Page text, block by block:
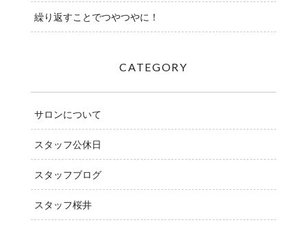
繰り返すことでつやつやに！
CATEGORY
サロンについて
スタッフ公休日
スタッフブログ
スタッフ桜井